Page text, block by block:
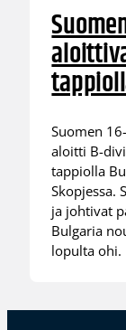
Suomen
aloitti B-
tappiolla
Skopjessa.
ja johtivat
Bulgaria
lopulta ohi.